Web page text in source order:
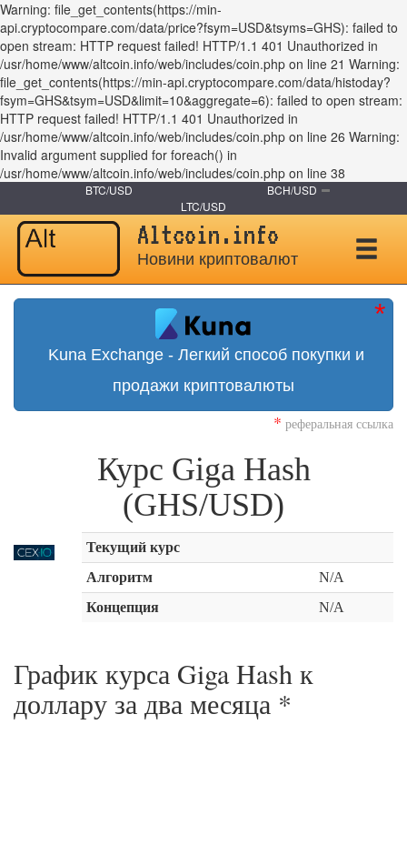
Warning: file_get_contents(https://min-
api.cryptocompare.com/data/price?fsym=USD&tsyms=GHS): failed to
open stream: HTTP request failed! HTTP/1.1 401 Unauthorized in
/usr/home/www/altcoin.info/web/includes/coin.php on line 21 Warning:
file_get_contents(https://min-api.cryptocompare.com/data/histoday?
fsym=GHS&tsym=USD&limit=10&aggregate=6): failed to open stream:
HTTP request failed! HTTP/1.1 401 Unauthorized in
/usr/home/www/altcoin.info/web/includes/coin.php on line 26 Warning:
Invalid argument supplied for foreach() in
/usr/home/www/altcoin.info/web/includes/coin.php on line 38
BTC/USD
BCH/USD
LTC/USD
Altcoin.info
Новини криптовалют
Kuna Exchange - Легкий способ покупки и
продажи криптовалюты
* реферальная ссылка
Курс Giga Hash
(GHS/USD)
Текущий курс
Алгоритм
N/A
Концепция
N/A
График курса Giga Hash к
доллару за два месяца *